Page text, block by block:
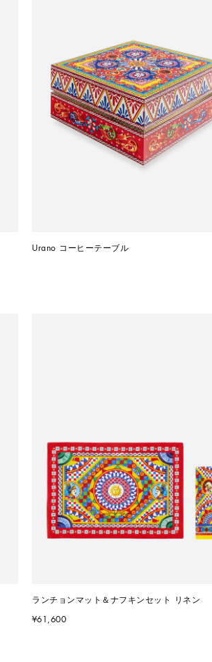
Urano コーヒーテーブル
ランチョンマット＆ナフキンセット リネン
¥61,600